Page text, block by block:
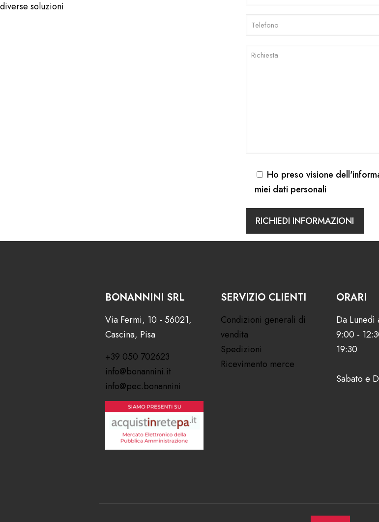
diverse soluzioni
Ho preso visione dell'
miei dati personali
BONANNINI SRL
Via Fermi, 10 - 56021,
Cascina, Pisa
+39 050 702623
info@bonannini.it
info@pec.bonannini
SERVIZIO CLIENTI
Condizioni generali di
vendita
Spedizioni
Ricevimento merce
ORARI
Da Lunedì
9:00 -
19:30
Sabato e